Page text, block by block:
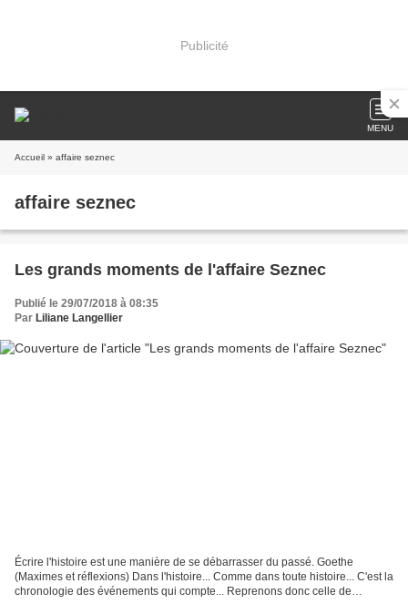
Publicité
MENU
Accueil » affaire seznec
affaire seznec
Les grands moments de l'affaire Seznec
Publié le 29/07/2018 à 08:35
Par Liliane Langellier
Écrire l'histoire est une manière de se débarrasser du passé. Goethe
(Maximes et réflexions) Dans l'histoire... Comme dans toute histoire... C'est la
chronologie des événements qui compte... Reprenons donc celle de